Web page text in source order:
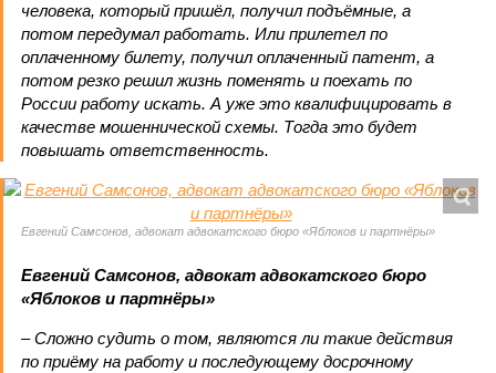
человека, который пришёл, получил подъёмные, а
потом передумал работать. Или прилетел по
оплаченному билету, получил оплаченный патент, а
потом резко решил жизнь поменять и поехать по
России работу искать. А уже это квалифицировать в
качестве мошеннической схемы. Тогда это будет
повышать ответственность.
Евгений Самсонов, адвокат адвокатского бюро «Яблоков и партнёры»
Евгений Самсонов, адвокат адвокатского бюро
«Яблоков и партнёры»
– Сложно судить о том, являются ли такие действия
по приёму на работу и последующему досрочному